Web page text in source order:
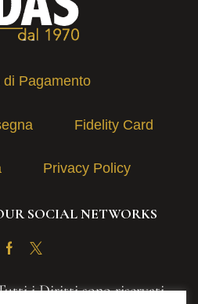
di Pagamento
Fidelity Card
Privacy Policy
SOCIAL NETWORKS
Facebook
Twitter
i Diritti sono riservati -